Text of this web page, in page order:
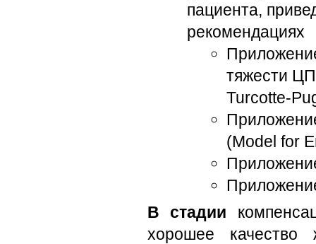
пациента,
рекомендациях
тяжести
Turcotte-
(Model for
В стадии
хорошее качество